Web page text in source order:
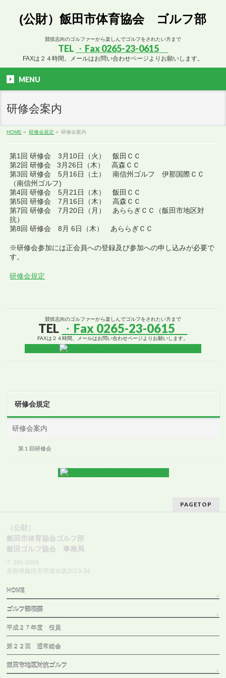
(公財）飯田市体育協会 ゴルフ部
競技志向のゴルファーから楽しんでゴルフをされたい方まで
TEL ・Fax 0265-23-0615
FAXは２４時間。メールはお問い合わせページよりお願いします。
MENU
研修会案内
HOME » 研修会規定 » 研修会案内
第1回 研修会 3月10日（火） 飯田ＣＣ
第2回 研修会 3月26日（木） 高森ＣＣ
第3回 研修会 5月16日（土） 南信州ゴルフ 伊那国際ＣＣ
（南信州ゴルフ)
第4回 研修会 5月21日（木） 飯田ＣＣ
第5回 研修会 7月16日（木） 高森ＣＣ
第7回 研修会 7月20日（月） あららぎＣＣ（飯田市地区対
抗）
第8回 研修会 8月 6日（木） あららぎＣＣ
※研修会参加には正会員への登録及び参加への申し込みが必要で
す。
研修会規定
競技志向のゴルファーから楽しんでゴルフをされたい方まで
TEL ・Fax 0265-23-0615
FAXは２４時間。メールはお問い合わせページよりお願いします。
研修会規定
研修会案内
第１回研修会
PAGETOP
（公財）
飯田市体育協会ゴルフ部
飯田ゴルフ協会 事務局
〒395-0066
長野県飯田市羽場赤坂2013-34
HOME
ゴルフ部概要
平成２７年度 役員
第２２回 通常総会
飯田市地区対抗ゴルフ